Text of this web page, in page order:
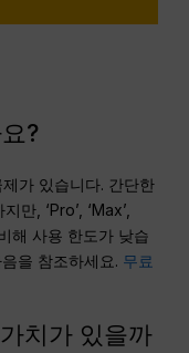
?
가 있습니다. 간단한
만, ‘Pro’, ‘Max’,
해 사용 한도가 낮습
을 참조하세요. 무료
치가 있을까